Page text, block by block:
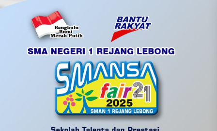
Skip
SMA NEGERI 1 REJANG LEBONG